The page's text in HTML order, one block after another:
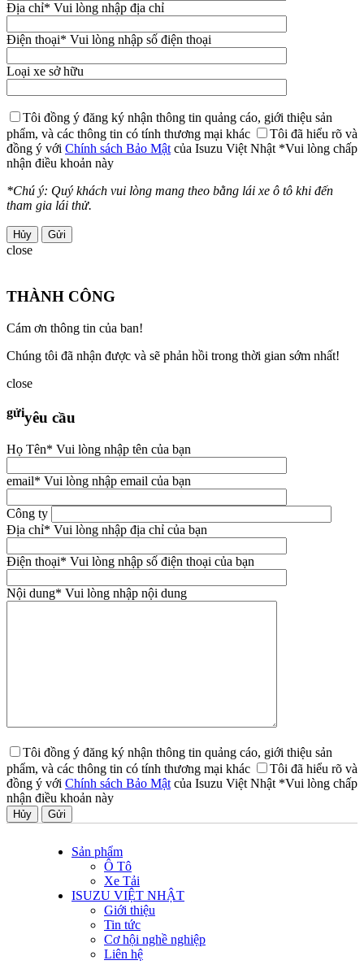
Địa chỉ* Vui lòng nhập địa chỉ
Điện thoại* Vui lòng nhập số điện thoại
Loại xe sở hữu
Tôi đồng ý đăng ký nhận thông tin quảng cáo, giới thiệu sản
phẩm, và các thông tin có tính thương mại khác
Tôi đã hiểu rõ và
đồng ý với Chính sách Bảo Mật của Isuzu Việt Nhật *Vui lòng chấp
nhận điều khoản này
*Chú ý: Quý khách vui lòng mang theo bằng lái xe ô tô khi đến
tham gia lái thử.
Hủy
close
THÀNH CÔNG
Cám ơn thông tin của ban!
Chúng tôi đã nhận được và sẽ phản hồi trong thời gian sớm nhất!
close
gửiyêu cầu
Họ Tên* Vui lòng nhập tên của bạn
email* Vui lòng nhập email của bạn
Công ty
Địa chỉ* Vui lòng nhập địa chỉ của bạn
Điện thoại* Vui lòng nhập số điện thoại của bạn
Nội dung* Vui lòng nhập nội dung
Tôi đồng ý đăng ký nhận thông tin quảng cáo, giới thiệu sản
phẩm, và các thông tin có tính thương mại khác
Tôi đã hiểu rõ và
đồng ý với Chính sách Bảo Mật của Isuzu Việt Nhật *Vui lòng chấp
nhận điều khoản này
Hủy
Sản phẩm
Ô Tô
Xe Tải
ISUZU VIỆT NHẬT
Giới thiệu
Tin tức
Cơ hội nghề nghiệp
Liên hệ